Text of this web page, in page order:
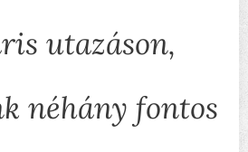
utazáson,
néhány fontos